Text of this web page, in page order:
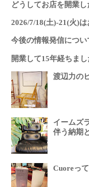
どうしてお店を開業
2026/7/18(土)-21(火)
今後の情報発信につい
開業して15年経ちまし
渡辺力の
イームズ
伴う納期
Cuoreっ